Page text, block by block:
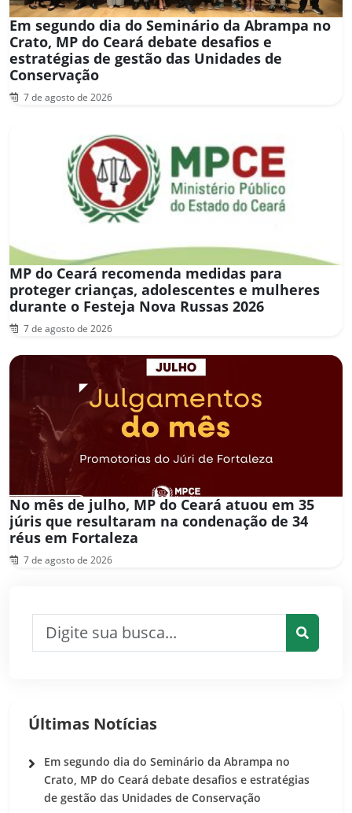
Em segundo dia do Seminário da Abrampa no
Crato, MP do Ceará debate desafios e
estratégias de gestão das Unidades de
Conservação
7 de agosto de 2026
MP do Ceará recomenda medidas para
proteger crianças, adolescentes e mulheres
durante o Festeja Nova Russas 2026
7 de agosto de 2026
No mês de julho, MP do Ceará atuou em 35
júris que resultaram na condenação de 34
réus em Fortaleza
7 de agosto de 2026
Últimas Notícias
Em segundo dia do Seminário da Abrampa no
Crato, MP do Ceará debate desafios e estratégias
de gestão das Unidades de Conservação